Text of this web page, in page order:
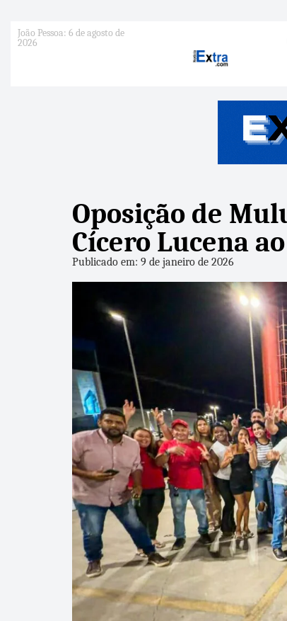
João Pessoa: 6 de agosto de
2026
Oposição de
Cícero Lucena
Publicado em: 9 de janeiro de 2026